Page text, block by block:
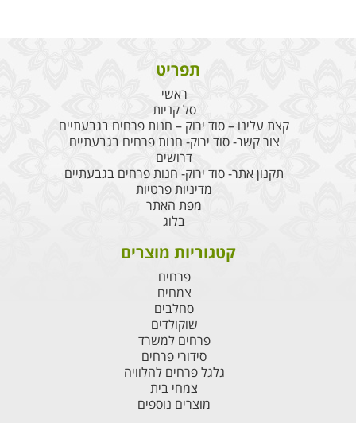
תפריט
ראשי
סל קניות
קצת עלינו – סוד ירוק – חנות פרחים בגבעתיים
צור קשר- סוד ירוק- חנות פרחים בגבעתיים
דרושים
תקנון אתר- סוד ירוק- חנות פרחים בגבעתיים
מדיניות פרטיות
מפת האתר
בלוג
קטגוריות מוצרים
פרחים
צמחים
סחלבים
שוקולדים
פרחים למשרד
סידורי פרחים
גלגל פרחים להלוויה
צמחי בית
מוצרים נוספים